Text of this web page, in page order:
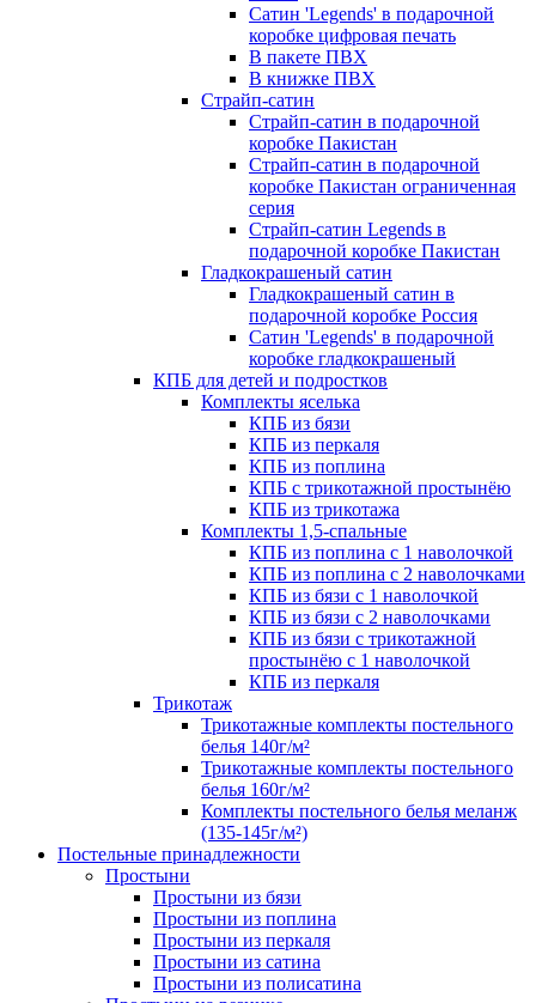
Сатин 'Legends' в подарочной
коробке цифровая печать
В пакете ПВХ
В книжке ПВХ
Страйп-сатин
Страйп-сатин в подарочной
коробке Пакистан
Страйп-сатин в подарочной
коробке Пакистан ограниченная
серия
Страйп-сатин Legends в
подарочной коробке Пакистан
Гладкокрашеный сатин
Гладкокрашеный сатин в
подарочной коробке Россия
Сатин 'Legends' в подарочной
коробке гладкокрашеный
КПБ для детей и подростков
Комплекты яселька
КПБ из бязи
КПБ из перкаля
КПБ из поплина
КПБ с трикотажной простынёю
КПБ из трикотажа
Комплекты 1,5-спальные
КПБ из поплина с 1 наволочкой
КПБ из поплина с 2 наволочками
КПБ из бязи с 1 наволочкой
КПБ из бязи с 2 наволочками
КПБ из бязи с трикотажной
простынёю с 1 наволочкой
КПБ из перкаля
Трикотаж
Трикотажные комплекты постельного
белья 140г/м²
Трикотажные комплекты постельного
белья 160г/м²
Комплекты постельного белья меланж
(135-145г/м²)
Постельные принадлежности
Простыни
Простыни из бязи
Простыни из поплина
Простыни из перкаля
Простыни из сатина
Простыни из полисатина